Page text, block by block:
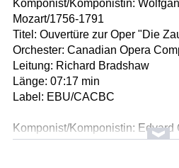
Komponist/Komponistin:
Mozart/1756-1791
Titel: Ouvertüre zur Oper "Die
Orchester: Canadian Opera
Leitung: Richard Bradshaw
Länge: 07:17 min
Label: EBU/CACBC
Komponist/Komponistin: Edvard
Titel: Lyrische Stücke für Klavier